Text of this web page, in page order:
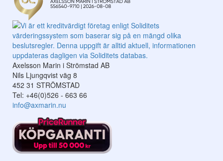
Axelsson Marin i Strömstad AB
Nils Ljungqvist väg 8
452 31 STRÖMSTAD
Tel: +46(0)526 - 663 66
info@axmarin.nu